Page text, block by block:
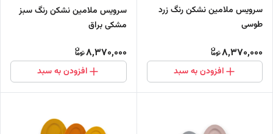
سرویس ملامین نشکن رنگ زرد
طوسی
8,370,000
افزودن به سبد
سرویس ملامین نشکن رنگ سبز
مشکی براق
8,370,000
افزودن به سبد